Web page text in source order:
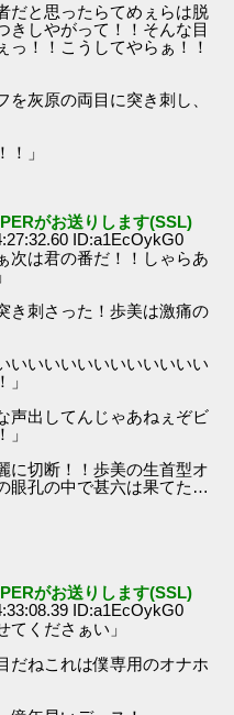
だと思ったらてめぇらは脱
きしやがって！！そんな目
っ！！こうしてやらぁ！！
灰原の両目に突き刺し、
」
がお送りします(SSL)
ID:a1EcOykG0
は君の番だ！！しゃらあ
き刺さった！歩美は激痛の
いいいいいいいいいいいい
声出してんじゃあねぇぞビ
に切断！！歩美の生首型オ
眼孔の中で甚六は果てた…
がお送りします(SSL)
ID:a1EcOykG0
くださぁい」
ねこれは僕専用のオナホ